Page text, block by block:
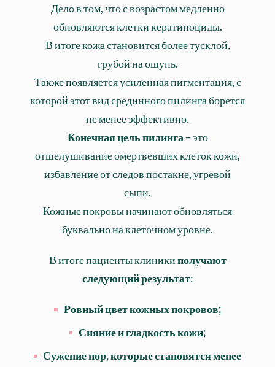
Дело в том, что с возрастом медленно
обновляются клетки кератиноциды.
В итоге кожа становится более тусклой,
грубой на ощупь.
Также появляется усиленная пигментация, с
которой этот вид срединного пилинга борется
не менее эффективно.
Конечная цель пилинга – это
отшелушивание омертвевших клеток кожи,
избавление от следов постакне, угревой
сыпи.
Кожные покровы начинают обновляться
буквально на клеточном уровне.
В итоге пациенты клиникиполучают
следующий результат:
Ровный цвет кожных покровов;
Сияние и гладкость кожи;
Сужение пор, которые становятся менее